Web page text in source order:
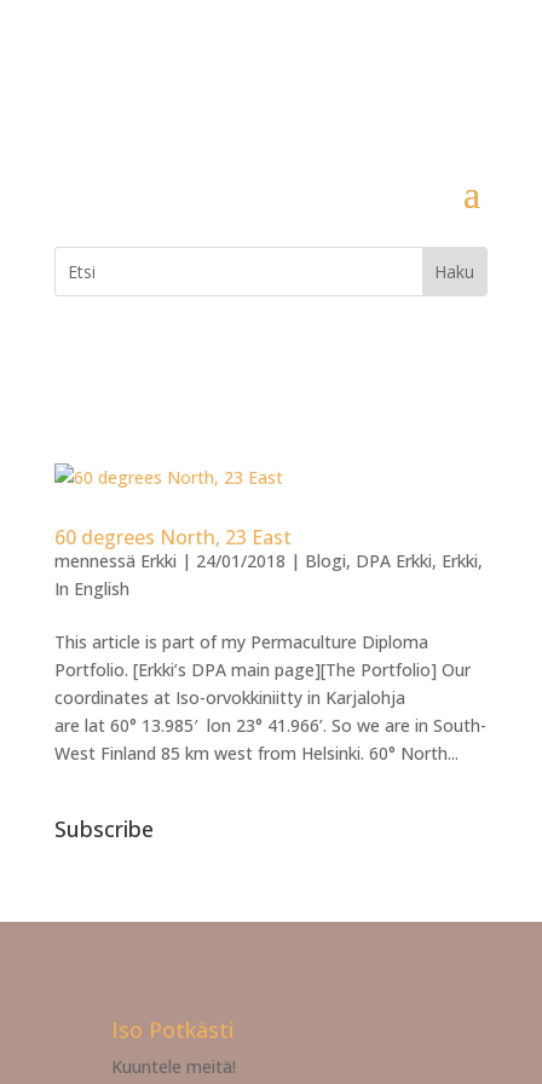
60 degrees North, 23 East
mennessä Erkki | 24/01/2018 | Blogi, DPA Erkki, Erkki,
In English
This article is part of my Permaculture Diploma
Portfolio. [Erkki’s DPA main page][The Portfolio] Our
coordinates at Iso-orvokkiniitty in Karjalohja
are lat 60° 13.985′ lon 23° 41.966’. So we are in South-
West Finland 85 km west from Helsinki. 60° North...
Subscribe
Iso Potkästi
Kuuntele meitä!